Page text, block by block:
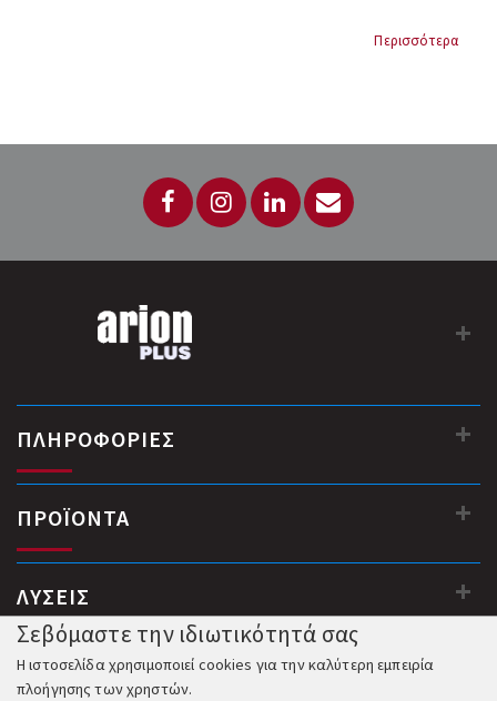
Περισσότερα
ΠΛΗΡΟΦΟΡΙΕΣ
ΠΡΟΪΟΝΤΑ
ΛΥΣΕΙΣ
Σεβόμαστε την ιδιωτικότητά σας
Η ιστοσελίδα χρησιμοποιεί cookies για την καλύτερη εμπειρία
πλοήγησης των χρηστών.